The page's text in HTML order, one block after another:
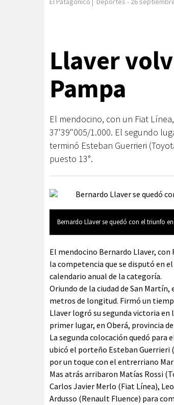
Llaver
Pampa
El mendocino, con un Fiat
37'39"005/1.000. El segundo
terminó Esteban Guerrieri
puesto 13°.
Bernardo Llaver se quedó con el triunfo
El mendocino Bernardo Llaver, con
la competencia que se disputó en
calendario anual de la categoría.
Oriundo de la ciudad de San
metros de longitud. Firmó un
Llaver logró su segunda victoria
primer lugar, en Oberá, provincia
La segunda colocación quedó para
ubicó el porteño Esteban Guerrieri
por un toque con el entrerriano
Mas atrás arribaron Matías Rossi
Carlos Javier Merlo (Fiat Línea),
Ardusso (Renault Fluence) para